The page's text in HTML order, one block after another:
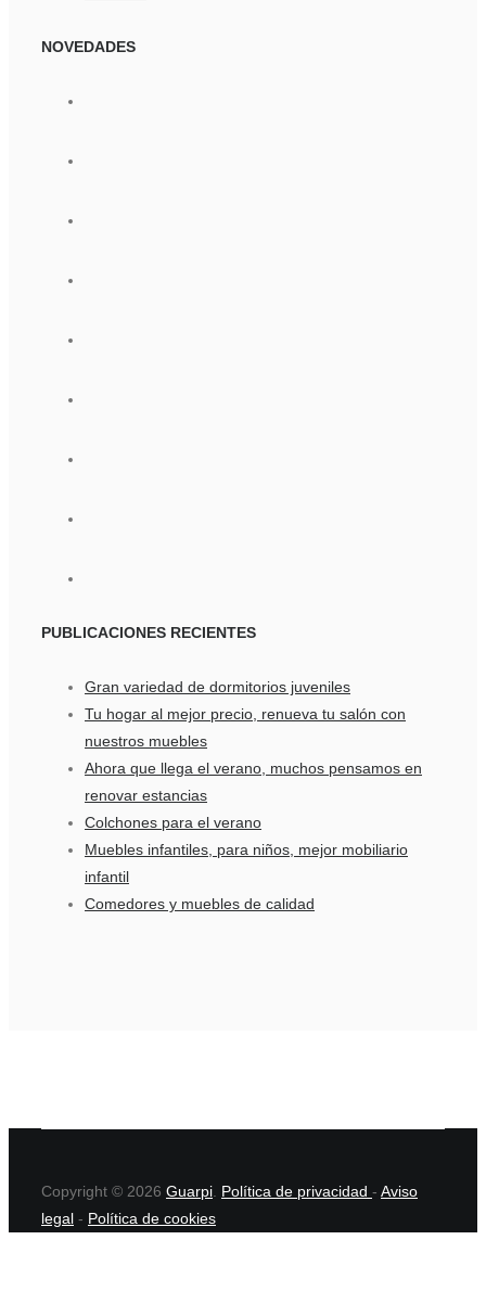
NOVEDADES
PUBLICACIONES RECIENTES
Gran variedad de dormitorios juveniles
Tu hogar al mejor precio, renueva tu salón con
nuestros muebles
Ahora que llega el verano, muchos pensamos en
renovar estancias
Colchones para el verano
Muebles infantiles, para niños, mejor mobiliario
infantil
Comedores y muebles de calidad
Copyright © 2026 Guarpi Política de privacidad - Aviso
legal - Política de cookies